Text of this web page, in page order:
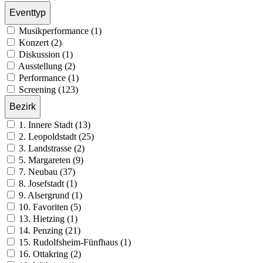
Eventtyp
Musikperformance (1)
Konzert (2)
Diskussion (1)
Ausstellung (2)
Performance (1)
Screening (123)
Bezirk
1. Innere Stadt (13)
2. Leopoldstadt (25)
3. Landstrasse (2)
5. Margareten (9)
7. Neubau (37)
8. Josefstadt (1)
9. Alsergrund (1)
10. Favoriten (5)
13. Hietzing (1)
14. Penzing (21)
15. Rudolfsheim-Fünfhaus (1)
16. Ottakring (2)